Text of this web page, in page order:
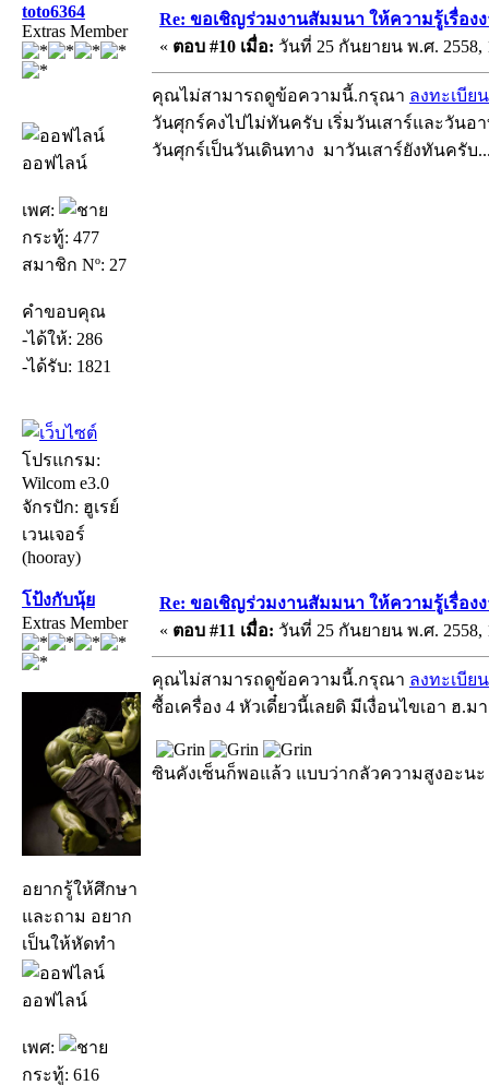
toto6364
Extras Member
ออฟไลน์
เพศ:
กระทู้: 477
สมาชิก Nº: 27
คำขอบคุณ
-ได้ให้: 286
-ได้รับ: 1821
โปรแกรม:
Wilcom e3.0
จักรปัก: ฮูเรย์
เวนเจอร์
(hooray)
Re: ขอเชิญร่วมงานสัมมนา ให้ความรู้เรื่อง
« ตอบ #10 เมื่อ: วันที่ 25 กันยายน พ.ศ. 2558,
คุณไม่สามารถดูข้อความนี้.กรุณา ลงทะเบียน
วันศุกร์คงไปไม่ทันครับ เริ่มวันเสาร์และวันอ
วันศุกร์เป็นวันเดินทาง มาวันเสาร์ยังทันครับ
โป้งกับนุ้ย
Extras Member
อยากรู้ให้ศึกษา
และถาม อยาก
เป็นให้หัดทำ
ออฟไลน์
เพศ:
กระทู้: 616
Re: ขอเชิญร่วมงานสัมมนา ให้ความรู้เรื่อง
« ตอบ #11 เมื่อ: วันที่ 25 กันยายน พ.ศ. 2558,
คุณไม่สามารถดูข้อความนี้.กรุณา ลงทะเบียน
ซื้อเครื่อง 4 หัวเดี๋ยวนี้เลยดิ มีเงื่อนไขเอา ฮ.
ซินคังเซ็นก็พอแล้ว แบบว่ากลัวความสูงอะนะ